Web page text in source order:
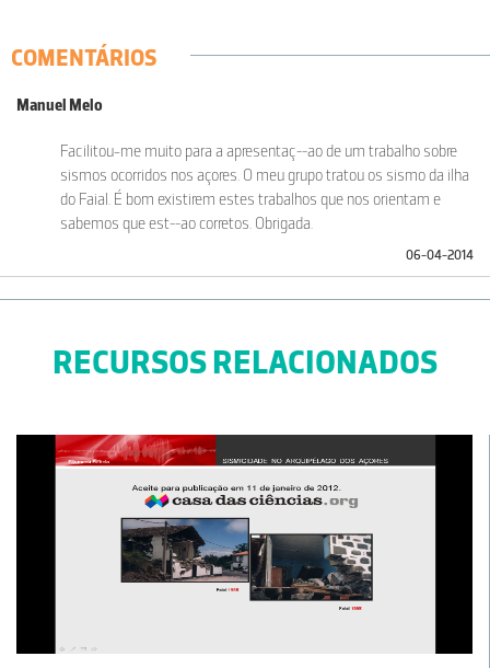
COMENTÁRIOS
Manuel Melo
Facilitou-me muito para a apresentaç~~ao de um trabalho sobre
sismos ocorridos nos açores. O meu grupo tratou os sismo da ilha
do Faial. É bom existirem estes trabalhos que nos orientam e
sabemos que est~~ao corretos. Obrigada.
06-04-2014
RECURSOS RELACIONADOS